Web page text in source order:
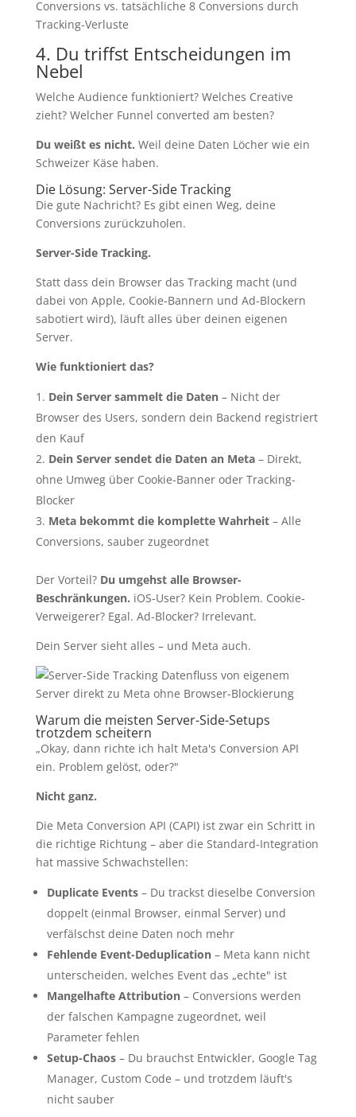
4. Du triffst Entscheidungen im
Nebel
Welche Audience funktioniert? Welches Creative
zieht? Welcher Funnel converted am besten?
Du weißt es nicht. Weil deine Daten Löcher wie ein
Schweizer Käse haben.
Die Lösung: Server-Side Tracking
Die gute Nachricht? Es gibt einen Weg, deine
Conversions zurückzuholen.
Server-Side Tracking.
Statt dass dein Browser das Tracking macht (und
dabei von Apple, Cookie-Bannern und Ad-Blockern
sabotiert wird), läuft alles über deinen eigenen
Server.
Wie funktioniert das?
Dein Server sammelt die Daten– Nicht der
Browser des Users, sondern dein Backend registriert
den Kauf
Dein Server sendet die Daten an Meta– Direkt,
ohne Umweg über Cookie-Banner oder Tracking-
Blocker
Meta bekommt die komplette Wahrheit– Alle
Conversions, sauber zugeordnet
Der Vorteil? Du umgehst alle Browser-
Beschränkungen. iOS-User? Kein Problem. Cookie-
Verweigerer? Egal. Ad-Blocker? Irrelevant.
Dein Server sieht alles – und Meta auch.
Warum die meisten Server-Side-Setups
trotzdem scheitern
„Okay, dann richte ich halt Meta's Conversion API
ein. Problem gelöst, oder?"
Nicht ganz.
Die Meta Conversion API (CAPI) ist zwar ein Schritt in
die richtige Richtung – aber die Standard-Integration
hat massive Schwachstellen:
Duplicate Events– Du trackst dieselbe Conversion
doppelt (einmal Browser, einmal Server) und
verfälschst deine Daten noch mehr
Fehlende Event-Deduplication– Meta kann nicht
unterscheiden, welches Event das „echte" ist
Mangelhafte Attribution– Conversions werden
der falschen Kampagne zugeordnet, weil
Parameter fehlen
Setup-Chaos– Du brauchst Entwickler, Google Tag
Manager, Custom Code – und trotzdem läuft's
nicht sauber